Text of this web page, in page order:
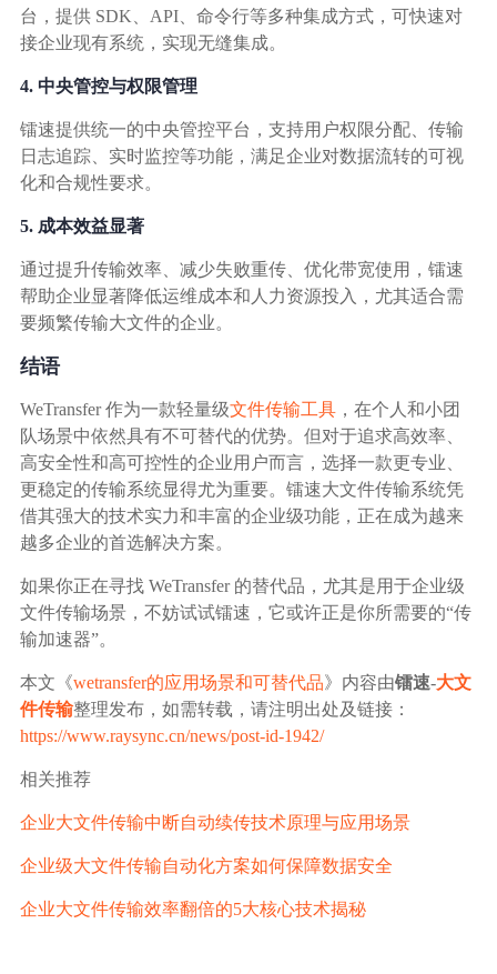
台，提供 SDK、API、命令行等多种集成方式，可快速对
接企业现有系统，实现无缝集成。
4. 中央管控与权限管理
镭速提供统一的中央管控平台，支持用户权限分配、传输
日志追踪、实时监控等功能，满足企业对数据流转的可视
化和合规性要求。
5. 成本效益显著
通过提升传输效率、减少失败重传、优化带宽使用，镭速
帮助企业显著降低运维成本和人力资源投入，尤其适合需
要频繁传输大文件的企业。
结语
WeTransfer 作为一款轻量级文件传输工具，在个人和小团
队场景中依然具有不可替代的优势。但对于追求高效率、
高安全性和高可控性的企业用户而言，选择一款更专业、
更稳定的传输系统显得尤为重要。镭速大文件传输系统凭
借其强大的技术实力和丰富的企业级功能，正在成为越来
越多企业的首选解决方案。
如果你正在寻找 WeTransfer 的替代品，尤其是用于企业级
文件传输场景，不妨试试镭速，它或许正是你所需要的“传
输加速器”。
本文《wetransfer的应用场景和可替代品》内容由镭速-大文
件传输整理发布，如需转载，请注明出处及链接：
https://www.raysync.cn/news/post-id-1942/
相关推荐
企业大文件传输中断自动续传技术原理与应用场景
企业级大文件传输自动化方案如何保障数据安全
企业大文件传输效率翻倍的5大核心技术揭秘